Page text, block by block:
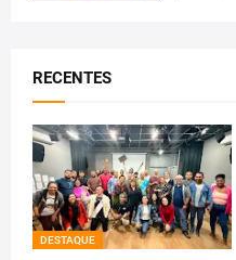
RECENTES
DESTAQUE